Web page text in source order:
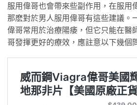
服用偉哥也會帶來些副作用，在服用
那麽對於男人服用偉哥有這些建議。
偉哥常用於治療陽痿，但它只能在醫
哥發揮更好的療效，應註意以下幾個